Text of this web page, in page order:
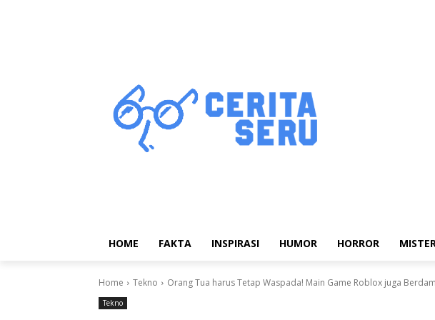
HOME FAKTA INSPIRASI HUMOR HORROR
Home Tekno Orang Tua harus Tetap Waspada! Main Game Roblox juga
Tekno